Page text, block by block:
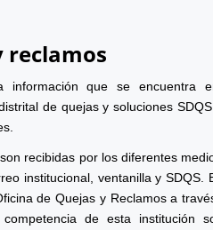
reclamos
información que se encuentra
de quejas y soluciones
recibidas por los diferentes
institucional, ventanilla y SDQS.
de Quejas y Reclamos a
de esta institución